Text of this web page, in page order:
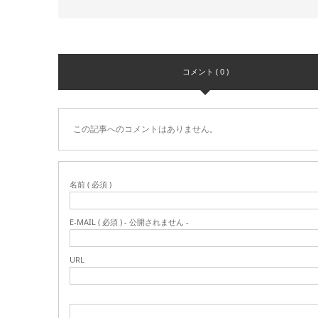
コメント ( 0 )
この記事へのコメントはありません。
名前 ( 必須 )
E-MAIL ( 必須 ) - 公開されません -
URL